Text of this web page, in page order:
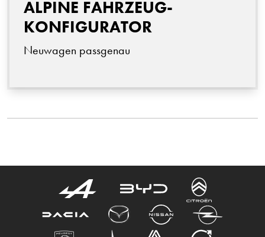
ALPINE FAHRZEUG-
KONFIGURATOR
Neuwagen passgenau